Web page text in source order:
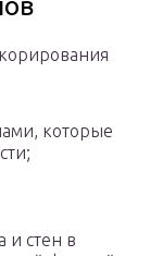
которые
и стен в